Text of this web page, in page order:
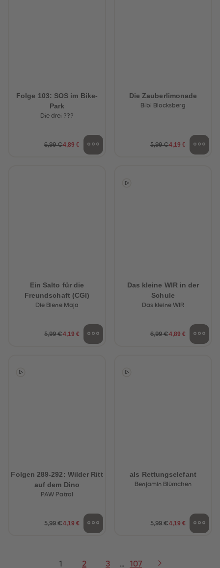
Folge 103: SOS im Bike-
Park
Die drei ???
6,99 €4,89 €
Die Zauberlimonade
Bibi Blocksberg
5,99 €4,19 €
Ein Salto für die
Freundschaft (CGI)
Die Biene Maja
5,99 €4,19 €
Das kleine WIR in der
Schule
Das kleine WIR
6,99 €4,89 €
Folgen 289-292: Wilder Ritt
auf dem Dino
PAW Patrol
5,99 €4,19 €
als Rettungselefant
Benjamin Blümchen
5,99 €4,19 €
1 2 3 107